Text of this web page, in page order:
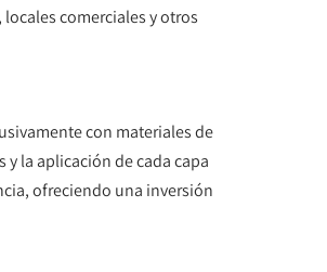
comerciales y otros
con materiales de
la aplicación de cada capa
ofreciendo una inversión